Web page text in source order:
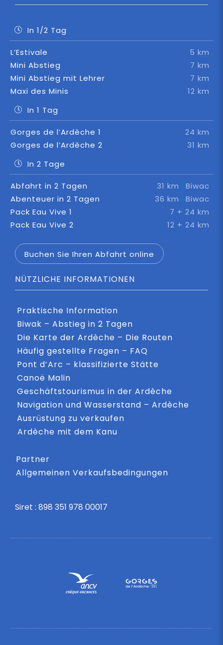
In 1/2 Tag
L’Estivale
5 km
Mini Abstieg
7 km
Mini Abstieg mit Lehrer
7 km
Maxi des Minis
12 km
In 1 Tag
Gorges de l’Ardèche 1
24 km
Gorges de l’Ardèche 2
31 km
In 2 Tage
Abfahrt in 2 Tagen 31 km
Biwac
Abenteuer in 2 Tagen
36 km
Biwac
Pack Eau Vive 1
7 + 24 km
Pack Eau Vive 2
12 + 24 km
Buchen Sie Ihren Abfahrt online
NÜTZLICHE INFORMATIONEN
Praktische Information
Biwak – Abstieg in 2 Tagen
Die Karte der Ardèche – Die Routen
Häufig gestellte Fragen – FAQ
Pont d’Arc – klassifizierte Stätte
Canoë Malin
Geschäftstourismus in der Ardèche
Navigation und Wasserstand – Ardèche
Ausrüstung zu verkaufen
Ardèche mit dem Kanu
Partner
Allgemeinen Verkaufsbedingungen
Siret : 898 351 978 00017